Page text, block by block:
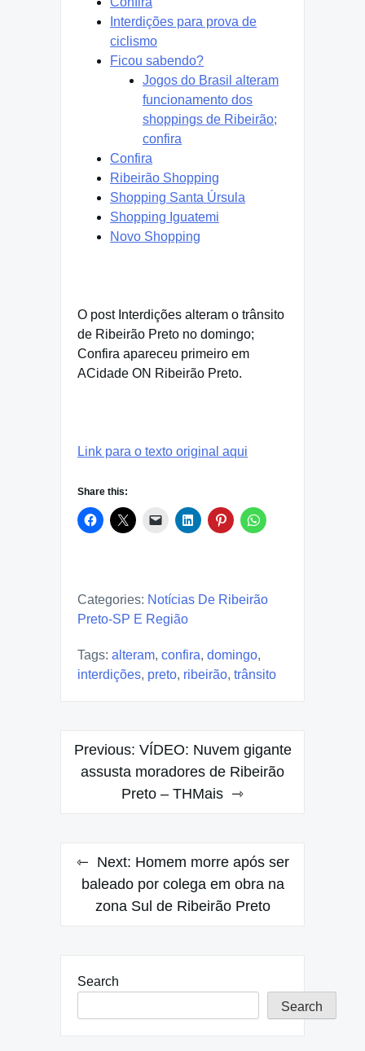
Interdições para prova de
ciclismo
Ficou sabendo?
Jogos do Brasil alteram
funcionamento dos
shoppings de Ribeirão;
confira
Confira
Ribeirão Shopping
Shopping Santa Úrsula
Shopping Iguatemi
Novo Shopping
O post Interdições alteram o trânsito
de Ribeirão Preto no domingo;
Confira apareceu primeiro em
ACidade ON Ribeirão Preto.
Link para o texto original aqui
Share this:
Categories: Notícias De Ribeirão
Preto-SP E Região
Tags: alteram, confira, domingo,
interdições, preto, ribeirão, trânsito
Post
navigation
Previous: VÍDEO: Nuvem gigante
assusta moradores de Ribeirão
Preto – THMais
Next: Homem morre após ser
baleado por colega em obra na
zona Sul de Ribeirão Preto
Search
Search